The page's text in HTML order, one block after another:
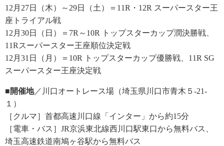
12月27日（木）～29日（土）＝11R・12R スーパースター王
座トライアル戦
12月30日（日）＝7R～10R トップスターカップ潤決勝戦、
11Rスーパースター王座順位決定戦
12月31日（月）＝10R トップスターカップ優勝戦、11R SG
スーパースター王座決定戦
■開催地／川口オートレース場（埼玉県川口市青木５-21-
１）
［クルマ］首都高速川口線「インター」から約15分
［電車・バス］JR京浜東北線西川口駅東口から無料バス、
埼玉高速鉄道南鳩ヶ谷駅から無料バス